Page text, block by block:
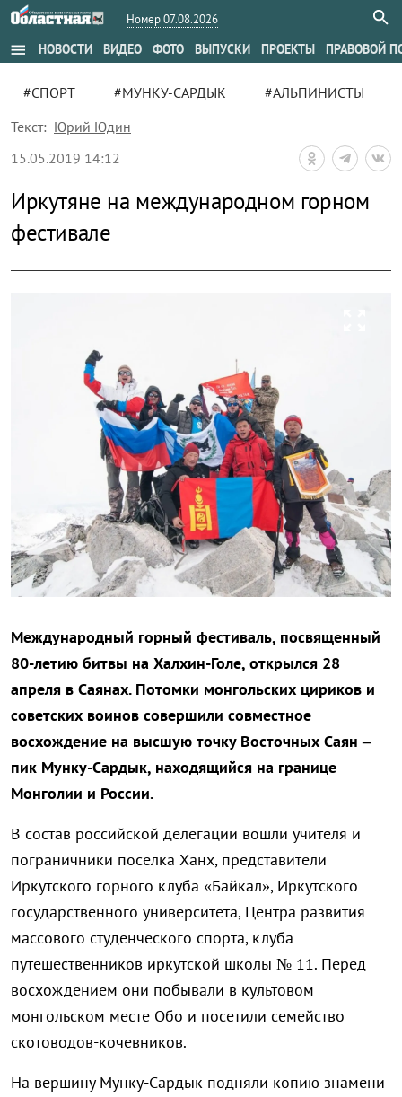
Номер 07.08.2026
menu НОВОСТИ ВИДЕО ФОТО ВЫПУСКИ ПРОЕКТЫ ПРАВОВОЙ
#СПОРТ #МУНКУ-САРДЫК
#АЛЬПИНИСТЫ
Текст: Юрий Юдин
15.05.2019 14:12
Иркутяне на международном горном
фестивале
Международный горный фестиваль, посвященный
80-летию битвы на Халхин-Голе, открылся 28
апреля в Саянах. Потомки монгольских цириков и
советских воинов совершили совместное
восхождение на высшую точку Восточных Саян –
пик Мунку-Сардык, находящийся на границе
Монголии и России.
В состав российской делегации вошли учителя и
пограничники поселка Ханх, представители
Иркутского горного клуба «Байкал», Иркутского
государственного университета, Центра развития
массового студенческого спорта, клуба
путешественников иркутской школы № 11. Перед
восхождением они побывали в культовом
монгольском месте Обо и посетили семейство
скотоводов-кочевников.
На вершину Мунку-Сардык подняли копию знамени